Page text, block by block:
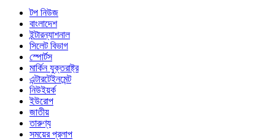
টপ নিউজ
বাংলাদেশ
ইন্টারন্যাশনাল
সিলেট বিভাগ
স্পোর্টস
মার্কিন যুক্তরাষ্ট্র
এন্টারটেইনমেন্ট
নিউইয়র্ক
ইউরোপ
জাতীয়
তারুণ্য
সময়ের প্রলাপ